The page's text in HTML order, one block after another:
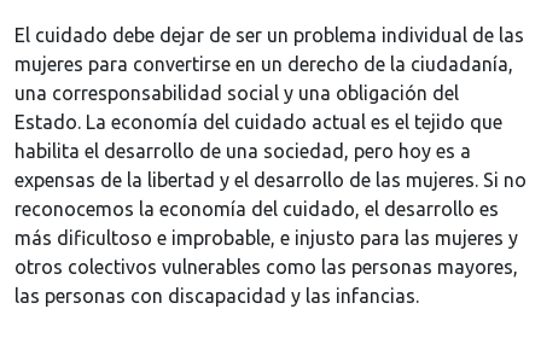
El cuidado debe dejar de ser un problema individual de las
mujeres para convertirse en un derecho de la ciudadanía,
una corresponsabilidad social y una obligación del
Estado. La economía del cuidado actual es el tejido que
habilita el desarrollo de una sociedad, pero hoy es a
expensas de la libertad y el desarrollo de las mujeres. Si no
reconocemos la economía del cuidado, el desarrollo es
más dificultoso e improbable, e injusto para las mujeres y
otros colectivos vulnerables como las personas mayores,
las personas con discapacidad y las infancias.